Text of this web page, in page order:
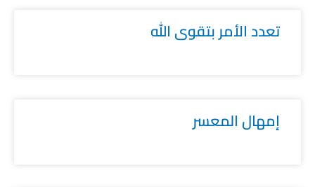
تعدد الأمر بتقوى الله
إمهال المعسر